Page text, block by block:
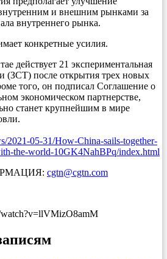
и внешним рынками за
внутреннего рынка.
конкретные усилия.
действует 21 экспериментальная
(ЗСТ) после открытия трех новых
того, он подписал Соглашение о
экономическом партнерстве,
станет крупнейшим в мире
2021-05-31/How-China-sails-together-
the-world-10GK4NahBPq/index.html
cgtn@cgtn.com